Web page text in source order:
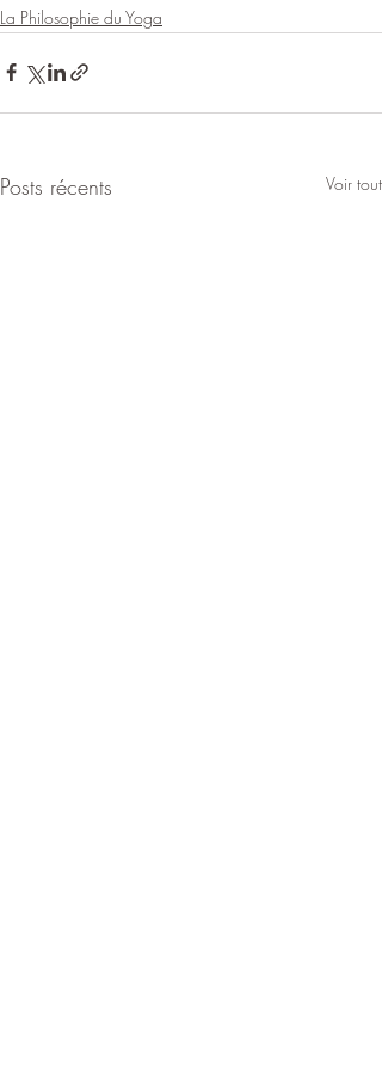
La Philosophie du Yoga
Posts récents Voir tout